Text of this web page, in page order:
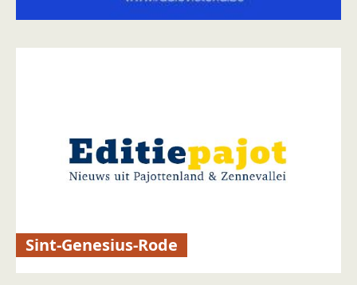
Sint-Genesius-Rode